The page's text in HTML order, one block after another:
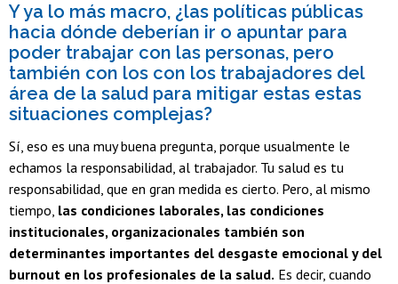
Y ya lo más macro, ¿las políticas públicas
hacia dónde deberían ir o apuntar para
poder trabajar con las personas, pero
también con los con los trabajadores del
área de la salud para mitigar estas estas
situaciones complejas?
Sí, eso es una muy buena pregunta, porque usualmente le
echamos la responsabilidad, al trabajador. Tu salud es tu
responsabilidad, que en gran medida es cierto. Pero, al mismo
tiempo, las condiciones laborales, las condiciones
institucionales, organizacionales también son
determinantes importantes del desgaste emocional y del
burnout en los profesionales de la salud. Es decir, cuando